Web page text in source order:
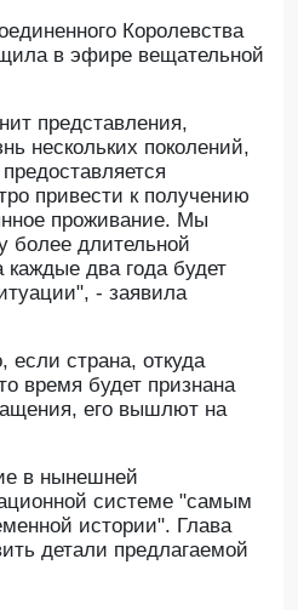
Королевства
в эфире вещательной
представления,
нескольких поколений,
привести к получению
проживание. Мы
более длительной
два года будет
- заявила
страна, откуда
время будет признана
его вышлют на
в нынешней
системе "самым
истории". Глава
детали предлагаемой